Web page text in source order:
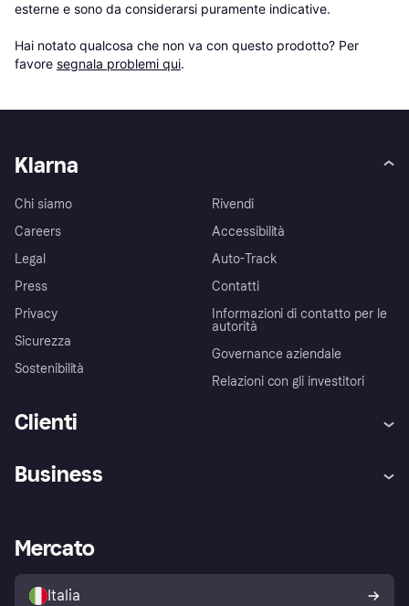
esterne e sono da considerarsi puramente indicative.
Hai notato qualcosa che non va con questo prodotto? Per
favore segnala problemi qui.
Klarna
Chi siamo
Careers
Legal
Press
Privacy
Sicurezza
Sostenibilità
Rivendi
Accessibilità
Auto-Track
Contatti
Informazioni di contatto per le
autorità
Governance aziendale
Relazioni con gli investitori
Clienti
Assistenza
Esplora i negozi
Politica di protezione
dell'acquirente Klarna
Business
Accesso aziende
Mercato
Italia